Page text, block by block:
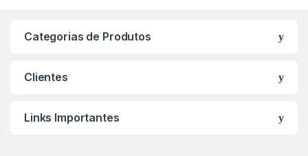
Categorias de Produtos
Clientes
Links Importantes